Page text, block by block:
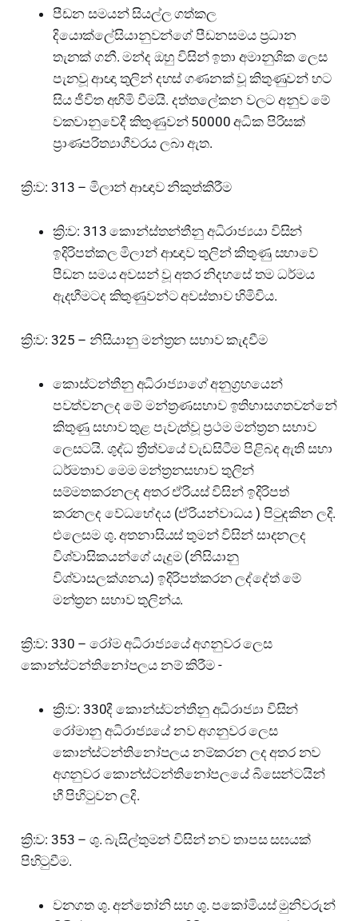
පීඩන සමයන් සියල්ල ගත්කල
දියොක්ලේසියානුවන්ගේ පීඩනසමය ප්‍රධාන
තැනක් ගනී. මන්ද ඔහු විසින් ඉතා අමානුශික ලෙස
පැනවූ ආඥා තුලින් දහස් ගණනක් වූ කිතුණුවන් හට
සිය ජීවිත අහිමි වීමයි. දත්තලේකන වලට අනුව මේ
වකවානුවේදී කිතුණුවන් 50000 අධික පිරිසක්
ප්‍රාණපරිත්‍යාගීවරය ලබා ඇත.
ක්‍රි:ව: 313 – මිලාන් ආඥාව නිකුත්කිරීම
ක්‍රි:ව: 313 කොන්ස්තන්තීනු අධිරාජ්‍යයා විසින්
ඉදිරිපත්කල මිලාන් ආඥාව තුලින් කිතුණු සභාවේ
පීඩන සමය අවසන් වූ අතර නිදහසේ තම ධර්මය
ඇදහීමටද කිතුණුවන්ට අවස්තාව හිමිවිය.
ක්‍රි:ව: 325 – නිසියානු මන්ත්‍රන සභාව කැදවීම
කොස්ටන්තීනු අධිරාජ්‍යාගේ අනුග්‍රහයෙන්
පවත්වනලද මේ මන්ත්‍රණසභාව ඉතිහාසගතවන්නේ
කිතුණු සභාව තුළ පැවැත්වූ ප්‍රථම මන්ත්‍රන සභාව
ලෙසටයි. ශුද්ධ ත්‍රීත්වයේ වැඩසිටීම පිළිබද ඇති සභා
ධර්මතාව මෙම මන්ත්‍රනසභාව තුලින්
සම්මතකරනලද අතර ඒරියස් විසින් ඉදිරිපත්
කරනලද වේධභේදය (ඒරියන්වාධය ) පිටුදකින ලදි.
එලෙසම ශු. අතනාසියස් තුමන් විසින් සාදනලද
විශ්වාසිකයන්ගේ යැදුම (නිසියානු
විශ්වාසලක්ශනය) ඉදිරිපත්කරන ලද්දේත් මේ
මන්ත්‍රන සභාව තුලින්ය.
ක්‍රි:ව: 330 – රෝම අධිරාජ්‍යයේ අගනුවර ලෙස
කොන්ස්ටන්තිනෝපලය නම් කිරීම -
ක්‍රි:ව: 330දී කොන්ස්ටන්තීනු අධිරාජ්‍යා විසින්
රෝමානු අධිරාජ්‍යයේ නව අගනුවර ලෙස
කොන්ස්ටන්තිනෝපලය නම්කරන ලද අතර නව
අගනුවර කොන්ස්ටන්තිනෝපලයේ බිසෙන්ටයින්
හී පිහිටුවන ලදි.
ක්‍රි:ව: 353 – ශු. බැසිල්තුමන් විසින් නව තාපස සඝයක්
පිහිටුවීම.
වනගත ශු. අන්තෝනි සහ ශු. පකෝමියස් මුනිවරුන්